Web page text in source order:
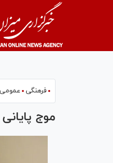
فرهنگی عمومی
موج